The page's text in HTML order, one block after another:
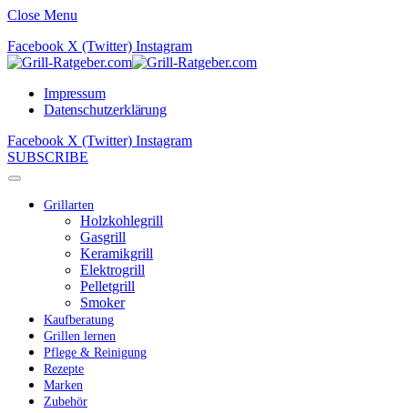
Close Menu
Facebook X (Twitter) Instagram
Impressum
Datenschutzerklärung
Facebook X (Twitter) Instagram
SUBSCRIBE
Grillarten
Holzkohlegrill
Gasgrill
Keramikgrill
Elektrogrill
Pelletgrill
Smoker
Kaufberatung
Grillen lernen
Pflege & Reinigung
Rezepte
Marken
Zubehör